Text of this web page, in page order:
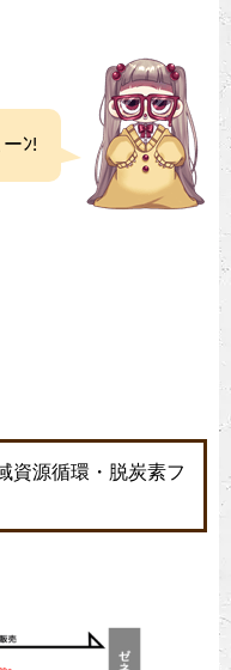
ﾝ!
資源循環・脱炭素フ